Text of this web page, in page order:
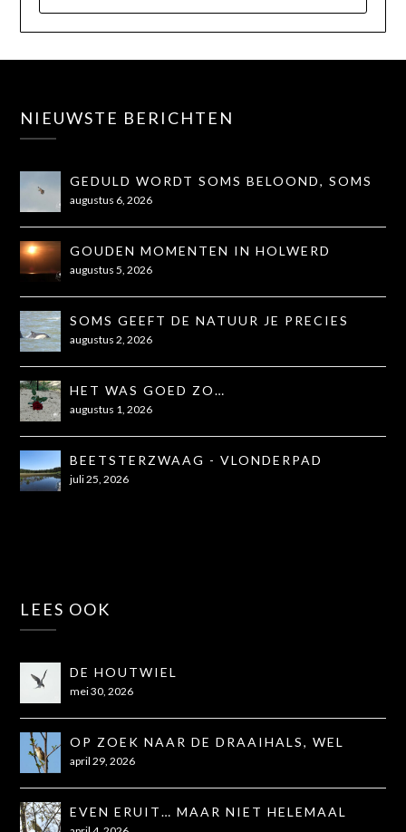
NIEUWSTE BERICHTEN
GEDULD WORDT SOMS BELOOND, SOMS
OOK NIET...
augustus 6, 2026
GOUDEN MOMENTEN IN HOLWERD
augustus 5, 2026
SOMS GEEFT DE NATUUR JE PRECIES
WAT JE NODIG HEBT
augustus 2, 2026
HET WAS GOED ZO…
augustus 1, 2026
BEETSTERZWAAG - VLONDERPAD
juli 25, 2026
LEES OOK
DE HOUTWIEL
mei 30, 2026
OP ZOEK NAAR DE DRAAIHALS, WEL
GEZIEN, NIET OP DE FOTO
april 29, 2026
EVEN ERUIT… MAAR NIET HELEMAAL
ZOALS GEHOOPT